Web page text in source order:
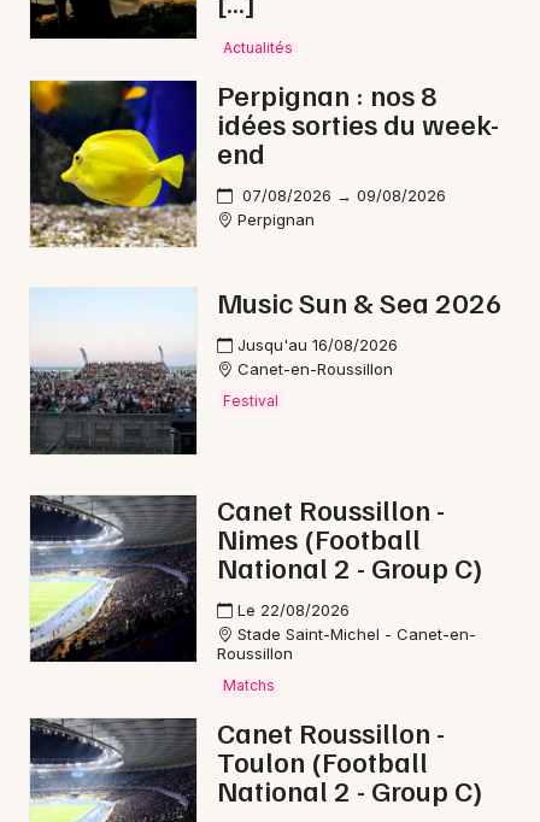
Sorties & loisirs
Marche gourmande dans les Pyrénées-
Orientales
Marche gourmande en Languedoc-Roussillon
Marche gourmande en Occitanie
Newsletter des sorties
Artistes en tournée
Actus à Prades
Magazine à Prades
Toutes les villes
Actualités
Perpignan : nos 8
idées sorties du week-
end
07/08/2026 → 09/08/2026
Perpignan
Music Sun & Sea 2026
Jusqu'au 16/08/2026
Canet-en-Roussillon
Festival
Canet Roussillon -
Nimes (Football
National 2 - Group C)
Le 22/08/2026
Stade Saint-Michel - Canet-en-
Roussillon
Matchs
Canet Roussillon -
Toulon (Football
National 2 - Group C)